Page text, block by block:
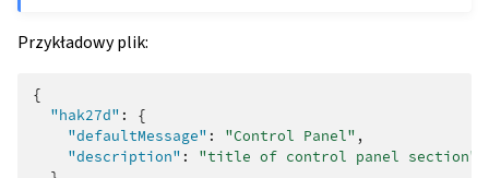
Przykładowy plik:
{
"hak27d" :
{
"defaultMessage" : "Control Panel" ,
"description" :
"title of control panel section"